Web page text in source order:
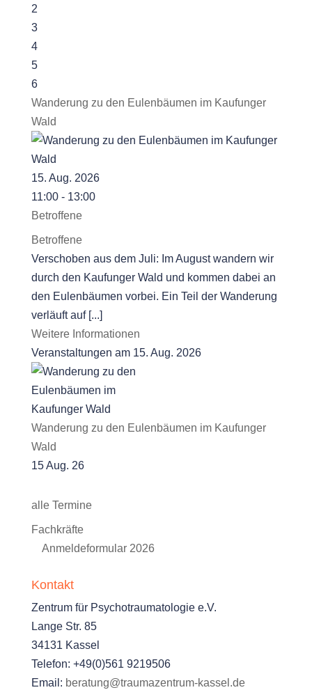
2
3
4
5
6
Wanderung zu den Eulenbäumen im Kaufunger
Wald
15. Aug. 2026
11:00 - 13:00
Betroffene
Betroffene
Verschoben aus dem Juli: Im August wandern wir
durch den Kaufunger Wald und kommen dabei an
den Eulenbäumen vorbei. Ein Teil der Wanderung
verläuft auf [...]
Weitere Informationen
Veranstaltungen am 15. Aug. 2026
Wanderung zu den Eulenbäumen im Kaufunger
Wald
15 Aug. 26
alle Termine
Fachkräfte
Anmeldeformular 2026
Kontakt
Zentrum für Psychotraumatologie e.V.
Lange Str. 85
34131 Kassel
Telefon: +49(0)561 9219506
Email: beratung@traumazentrum-kassel.de